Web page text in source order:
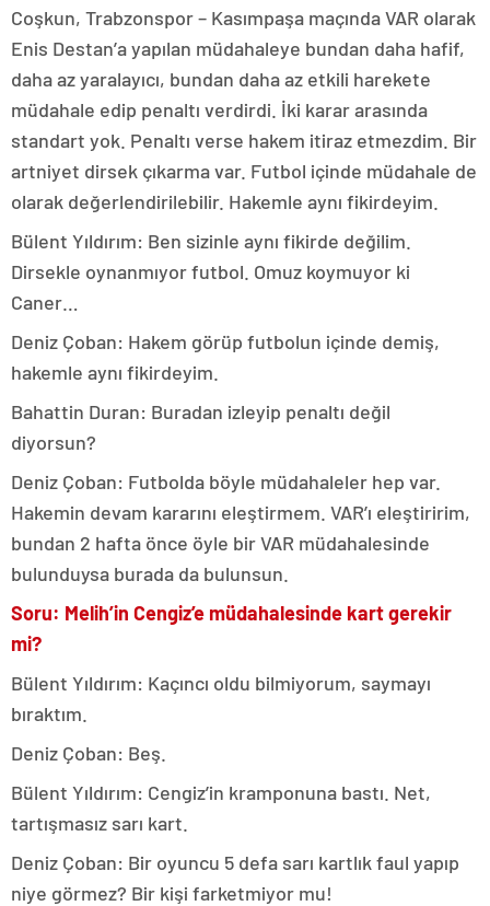
Coşkun, Trabzonspor – Kasımpaşa maçında VAR olarak
Enis Destan’a yapılan müdahaleye bundan daha hafif,
daha az yaralayıcı, bundan daha az etkili harekete
müdahale edip penaltı verdirdi. İki karar arasında
standart yok. Penaltı verse hakem itiraz etmezdim. Bir
artniyet dirsek çıkarma var. Futbol içinde müdahale de
olarak değerlendirilebilir. Hakemle aynı fikirdeyim.
Bülent Yıldırım: Ben sizinle aynı fikirde değilim.
Dirsekle oynanmıyor futbol. Omuz koymuyor ki
Caner…
Deniz Çoban: Hakem görüp futbolun içinde demiş,
hakemle aynı fikirdeyim.
Bahattin Duran: Buradan izleyip penaltı değil
diyorsun?
Deniz Çoban: Futbolda böyle müdahaleler hep var.
Hakemin devam kararını eleştirmem. VAR’ı eleştiririm,
bundan 2 hafta önce öyle bir VAR müdahalesinde
bulunduysa burada da bulunsun.
Soru: Melih’in Cengiz’e müdahalesinde kart gerekir
mi?
Bülent Yıldırım: Kaçıncı oldu bilmiyorum, saymayı
bıraktım.
Deniz Çoban: Beş.
Bülent Yıldırım: Cengiz’in kramponuna bastı. Net,
tartışmasız sarı kart.
Deniz Çoban: Bir oyuncu 5 defa sarı kartlık faul yapıp
niye görmez? Bir kişi farketmiyor mu!